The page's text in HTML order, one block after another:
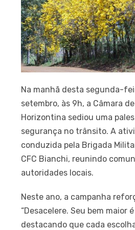
Na manhã desta segunda-
setembro, às 9h, a Câmara
Horizontina sediou uma
segurança no trânsito. A
conduzida pela Brigada
CFC Bianchi, reunindo
autoridades locais.
Neste ano, a campanha
“Desacelere. Seu bem maior é
destacando que cada